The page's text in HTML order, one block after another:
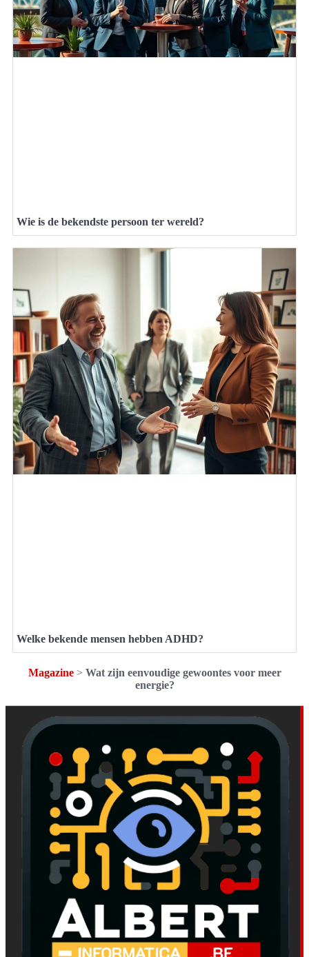
Wie is de bekendste persoon ter wereld?
Welke bekende mensen hebben ADHD?
Magazine> Wat zijn eenvoudige gewoontes voor meer
energie?